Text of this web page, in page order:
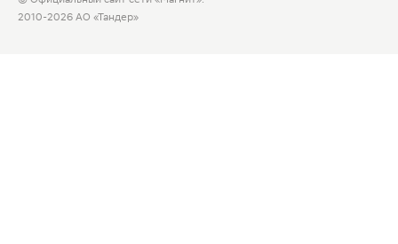
2010-2026 АО «Тандер»